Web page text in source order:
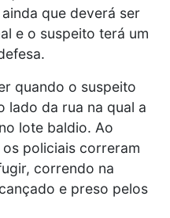
que deverá ser
e o suspeito terá um
quando o suspeito
lado da rua na qual a
lote baldio. Ao
policiais correram
correndo na
e preso pelos